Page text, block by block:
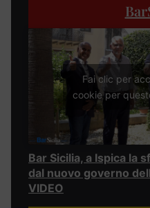
Fai clic per
cookie per
Bar Sicilia, a Ispica la
dal nuovo governo
VIDEO